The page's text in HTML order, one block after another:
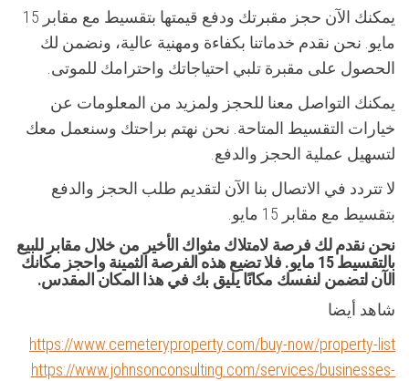
يمكنك الآن حجز مقبرتك ودفع قيمتها بتقسيط مع مقابر 15
مايو. نحن نقدم خدماتنا بكفاءة ومهنية عالية، ونضمن لك
الحصول على مقبرة تلبي احتياجاتك واحترامك للموتى.
يمكنك التواصل معنا للحجز ولمزيد من المعلومات عن
خيارات التقسيط المتاحة. نحن نهتم براحتك وسنعمل معك
لتسهيل عملية الحجز والدفع.
لا تتردد في الاتصال بنا الآن لتقديم طلب الحجز والدفع
بتقسيط مع مقابر 15 مايو.
نحن نقدم لك فرصة لامتلاك مثواك الأخير من خلال مقابر للبيع
بالتقسيط 15 مايو. فلا تضيع هذه الفرصة الثمينة واحجز مكانك
الآن لتضمن لنفسك مكانًا يليق بك في هذا المكان المقدس.
شاهد أيضا
https://www.cemeteryproperty.com/buy-now/property-list
https://www.johnsonconsulting.com/services/businesses-